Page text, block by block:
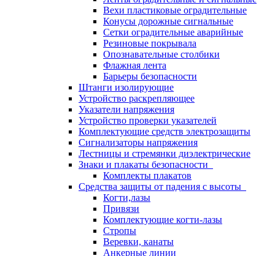
Вехи пластиковые оградительные
Конусы дорожные сигнальные
Сетки оградительные аварийные
Резиновые покрывала
Опознавательные столбики
Флажная лента
Барьеры безопасности
Штанги изолирующие
Устройство раскрепляющее
Указатели напряжения
Устройство проверки указателей
Комплектующие средств электрозащиты
Сигнализаторы напряжения
Лестницы и стремянки диэлектрические
Знаки и плакаты безопасности
Комплекты плакатов
Средства защиты от падения с высоты
Когти,лазы
Привязи
Комплектующие когти-лазы
Стропы
Веревки, канаты
Анкерные линии